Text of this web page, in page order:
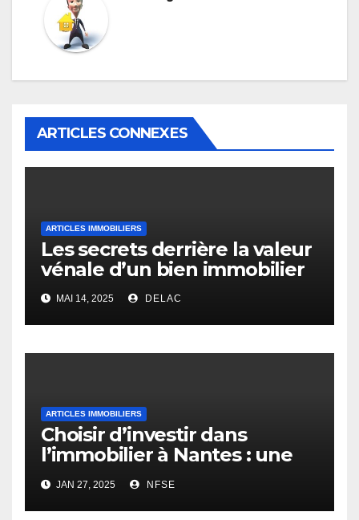
ARTICLES CONNEXES
ARTICLES IMMOBILIERS
Les secrets derrière la valeur
vénale d’un bien immobilier
MAI 14, 2025 DELAC
ARTICLES IMMOBILIERS
Choisir d’investir dans
l’immobilier à Nantes : une
opportunité rentable
JAN 27, 2025 NFSE